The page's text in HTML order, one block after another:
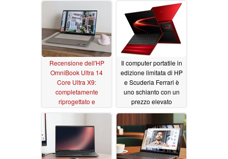
Recensione dell'HP
OmniBook Ultra 14
Core Ultra X9:
completamente
riprogettato e
precedente 06/13/2026
Il computer portatile in
edizione limitata di HP
e Scuderia Ferrari è
uno schianto con un
prezzo elevato
06/05/2026